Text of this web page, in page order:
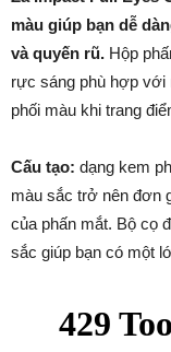
màu giúp bạn dễ
và quyến rũ. Hộp
rực sáng phù hợp với
phối màu khi trang
Cấu tạo: dạng kem
màu sắc trở nên đơn
của phấn mắt. Bộ cọ
sắc giúp bạn có một